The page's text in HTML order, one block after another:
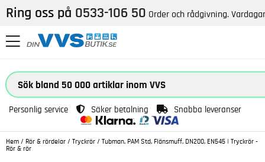
Ring oss på 0533-106 50 Order och rådgivning.
Personlig service Säker betalning Snabba leveranser
Hem / Rör & rördelar / Tryckrör / Tubman, PAM Std, Flänsmuff, DN200, EN545 | Tryckrör -
Rör & rör